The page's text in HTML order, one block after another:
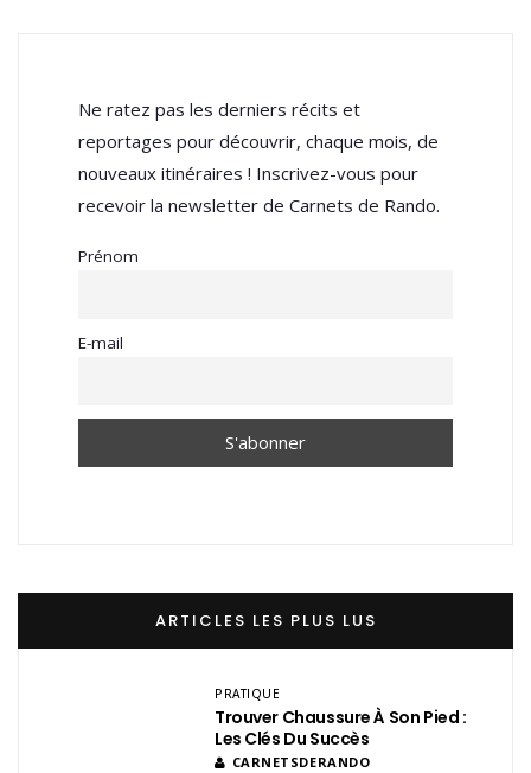
Ne ratez pas les derniers récits et
reportages pour découvrir, chaque mois, de
nouveaux itinéraires ! Inscrivez-vous pour
recevoir la newsletter de Carnets de Rando.
Prénom
E-mail
ARTICLES LES PLUS LUS
PRATIQUE
Trouver Chaussure À Son Pied :
Les Clés Du Succès
CARNETSDERANDO